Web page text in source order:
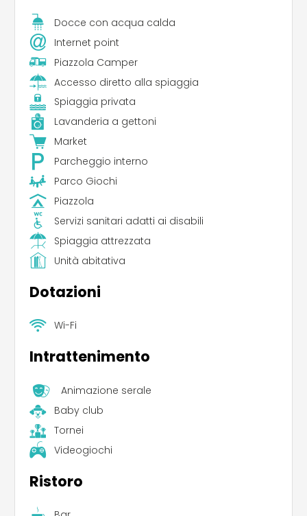
Docce con acqua calda
Internet point
Piazzola Camper
Accesso diretto alla spiaggia
Spiaggia privata
Lavanderia a gettoni
Market
Parcheggio interno
Parco Giochi
Piazzola
Servizi sanitari adatti ai disabili
Spiaggia attrezzata
Unità abitativa
Dotazioni
Wi-Fi
Intrattenimento
Animazione serale
Baby club
Tornei
Videogiochi
Ristoro